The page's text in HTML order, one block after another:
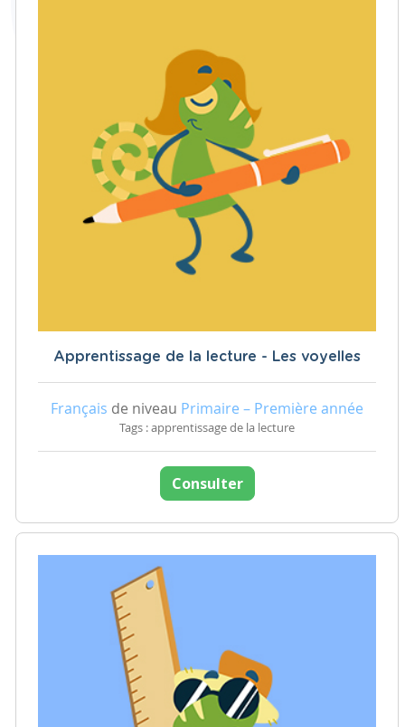
Apprentissage de la lecture - Les voyelles
Français de niveau Primaire – Première année
Tags : apprentissage de la lecture
Consulter